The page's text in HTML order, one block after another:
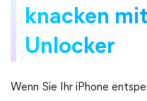
knacken
Unlocker
Wenn Sie Ihr iPhone